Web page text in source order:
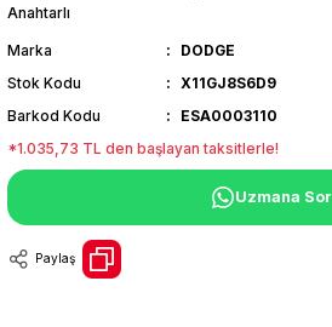
Anahtarlı
Marka
DODGE
Stok Kodu
X11GJ8S6D9
Barkod Kodu
ESA0003110
*1.035,73 TL den başlayan taksitlerle!
Uzmana Sor
Paylaş